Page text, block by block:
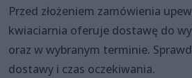
Przed złożeniem zamówienia
kwiaciarnia oferuje dostawę do
oraz w wybranym terminie.
dostawy i czas oczekiwania.